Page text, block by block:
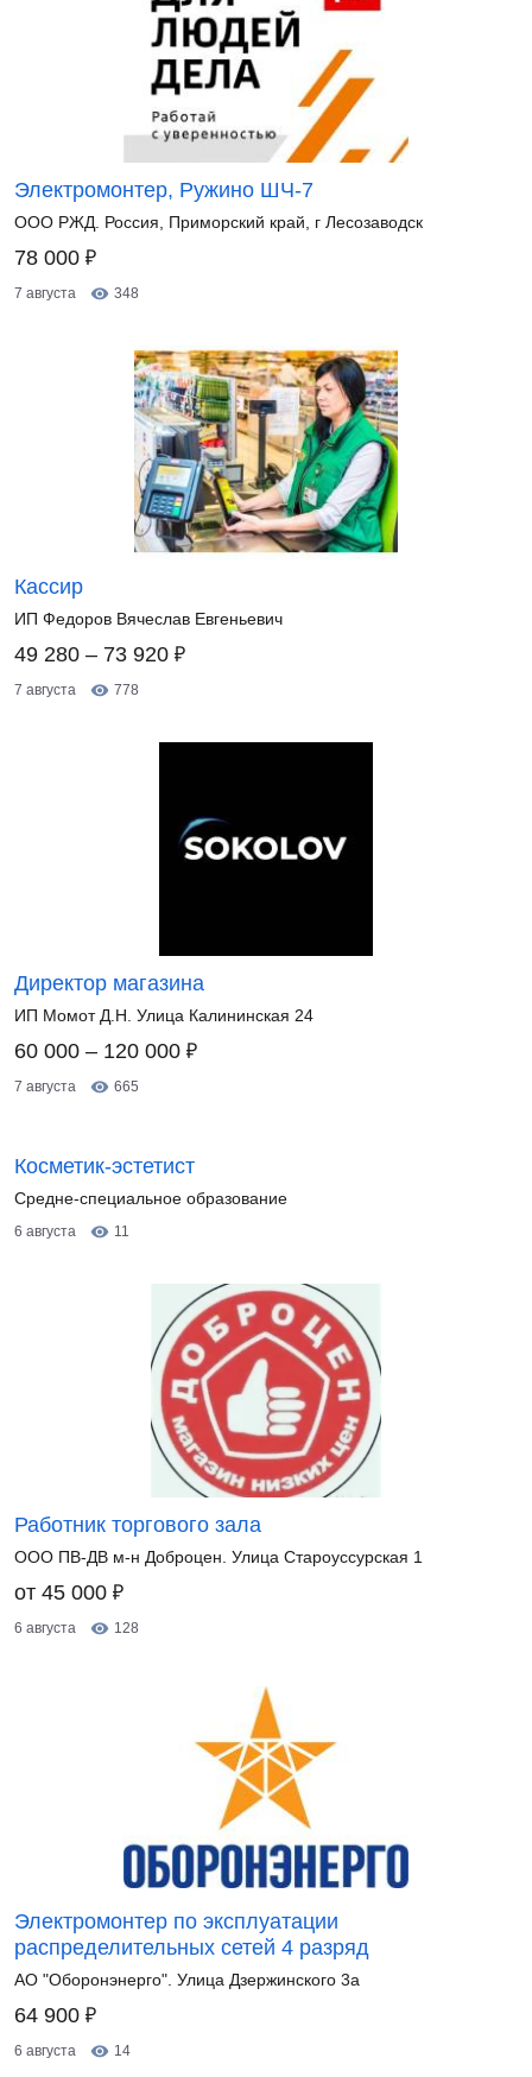
Электромонтер, Ружино ШЧ-7
ООО РЖД. Россия, Приморский край, г Лесозаводск
78 000 ₽
7 августа 348
Кассир
ИП Федоров Вячеслав Евгеньевич
49 280 – 73 920 ₽
7 августа 778
Директор магазина
ИП Момот Д.Н. Улица Калининская 24
60 000 – 120 000 ₽
7 августа 665
Косметик-эстетист
Средне-специальное образование
6 августа 11
Работник торгового зала
ООО ПВ-ДВ м-н Доброцен. Улица Староуссурская 1
от 45 000 ₽
6 августа 128
Электромонтер по эксплуатации
распределительных сетей 4 разряд
АО "Оборонэнерго". Улица Дзержинского 3а
64 900 ₽
6 августа 14